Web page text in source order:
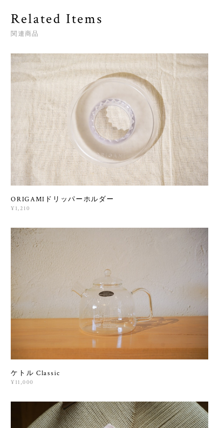
Related Items
関連商品
ORIGAMIドリッパーホルダー
¥1,210
ケトル Classic
¥11,000